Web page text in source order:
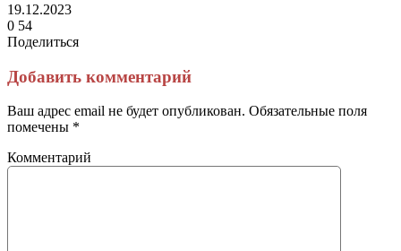
19.12.2023
0 54
Поделиться
через
электронную
почту
Добавить комментарий
Ваш адрес email не будет опубликован. Обязательные поля
помечены *
Комментарий